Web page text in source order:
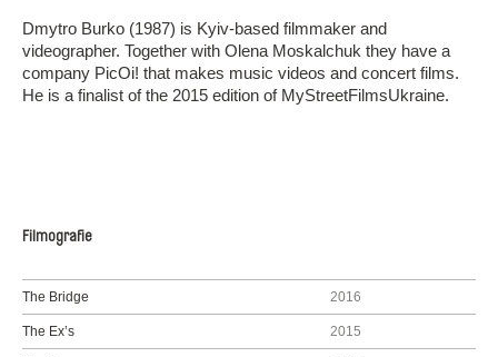
Dmytro Burko (1987) is Kyiv-based filmmaker and
videographer. Together with Olena Moskalchuk they have a
company PicOi! that makes music videos and concert films.
He is a finalist of the 2015 edition of MyStreetFilmsUkraine.
Filmografie
The Bridge 2016
The Ex’s 2015